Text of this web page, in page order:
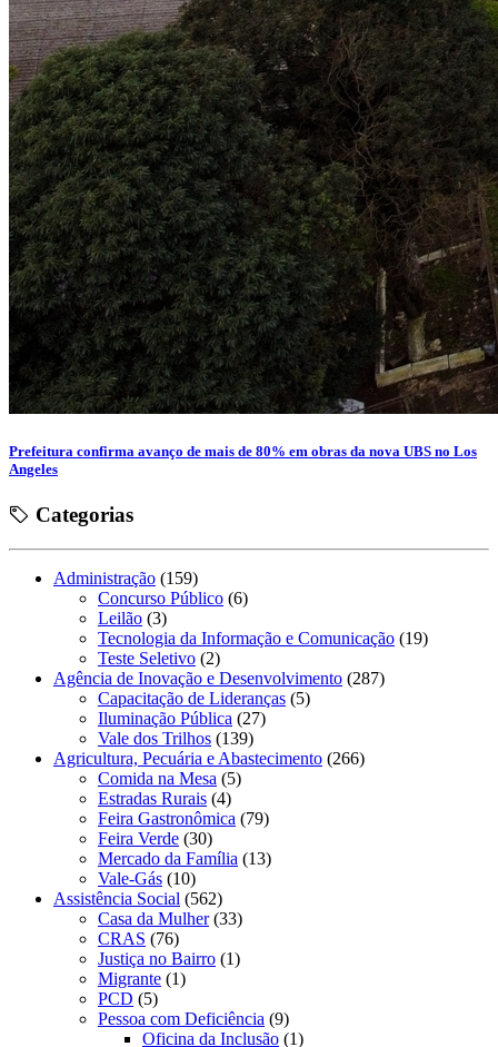
Prefeitura confirma avanço de mais de 80% em obras da nova UBS no Los
Angeles
Categorias
Administração (159)
Concurso Público (6)
Leilão (3)
Tecnologia da Informação e Comunicação (19)
Teste Seletivo (2)
Agência de Inovação e Desenvolvimento (287)
Capacitação de Lideranças (5)
Iluminação Pública (27)
Vale dos Trilhos (139)
Agricultura, Pecuária e Abastecimento (266)
Comida na Mesa (5)
Estradas Rurais (4)
Feira Gastronômica (79)
Feira Verde (30)
Mercado da Família (13)
Vale-Gás (10)
Assistência Social (562)
Casa da Mulher(33)
CRAS (76)
Justiça no Bairro (1)
Migrante (1)
PCD (5)
Pessoa com Deficiência (9)
Oficina da Inclusão (1)